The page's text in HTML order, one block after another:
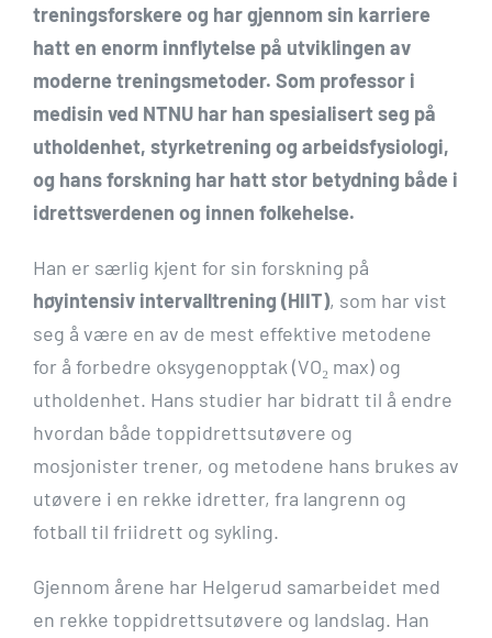
treningsforskere og har gjennom sin karriere
hatt en enorm innflytelse på utviklingen av
moderne treningsmetoder. Som professor i
medisin ved NTNU har han spesialisert seg på
utholdenhet, styrketrening og arbeidsfysiologi,
og hans forskning har hatt stor betydning både i
idrettsverdenen og innen folkehelse.
Han er særlig kjent for sin forskning på
høyintensiv intervalltrening (HIIT), som har vist
seg å være en av de mest effektive metodene
for å forbedre oksygenopptak (VO₂ max) og
utholdenhet. Hans studier har bidratt til å endre
hvordan både toppidrettsutøvere og
mosjonister trener, og metodene hans brukes av
utøvere i en rekke idretter, fra langrenn og
fotball til friidrett og sykling.
Gjennom årene har Helgerud samarbeidet med
en rekke toppidrettsutøvere og landslag. Han